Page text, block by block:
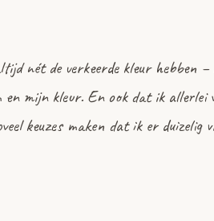
nét de verkeerde kleur hebben –
mijn kleur. En ook dat ik allerlei
keuzes maken dat ik er duizelig